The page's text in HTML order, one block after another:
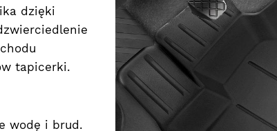
dzięki
tapicerki.
wodę i brud.